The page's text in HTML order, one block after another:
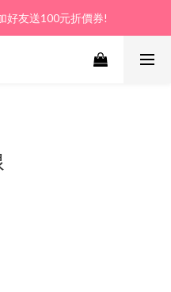
會員領券送100元!
友送100元折價券!
新會員領券送100元!